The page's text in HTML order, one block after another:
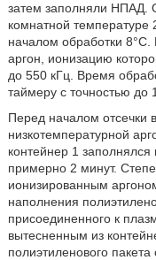
затем заполняли НПАД.
комнатной температуре
началом обработки 8°С.
аргон, ионизацию
до 550 кГц. Время
таймеру с точностью до
Перед началом отсечки
низкотемпературной
контейнер 1
примерно 2 минут.
ионизированным
наполнения
присоединенного к
вытесненным из
полиэтиленового